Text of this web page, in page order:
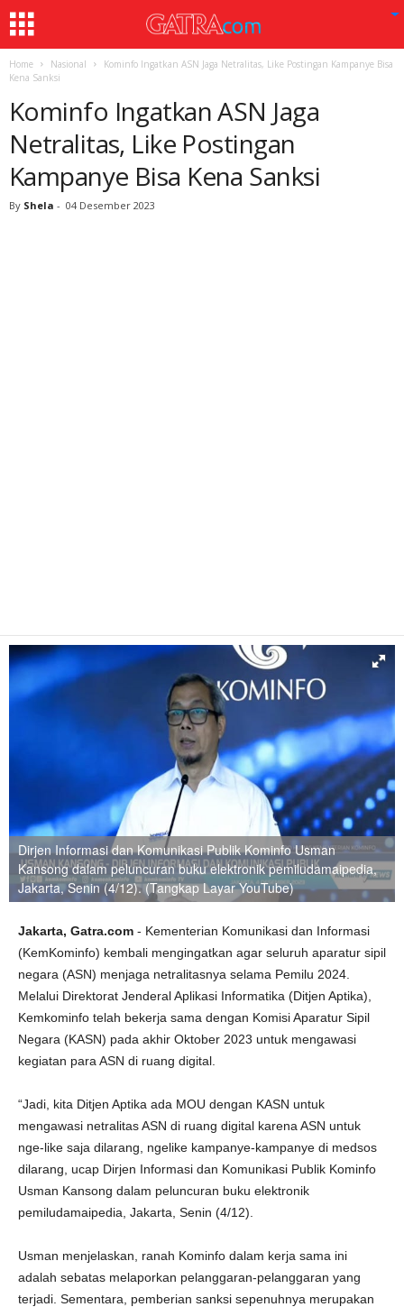
Home Nasional
Kominfo Ingatkan ASN Jaga Netralitas, Like Postingan Kampanye Bisa
Kena Sanksi
Kominfo Ingatkan ASN Jaga
Netralitas, Like Postingan
Kampanye Bisa Kena Sanksi
By Shela - 04 Desember 2023
Dirjen Informasi dan Komunikasi Publik Kominfo Usman
Kansong dalam peluncuran buku elektronik pemiludamaipedia,
Jakarta, Senin (4/12). (Tangkap Layar YouTube)
Jakarta, Gatra.com - Kementerian Komunikasi dan Informasi
(KemKominfo) kembali mengingatkan agar seluruh aparatur sipil
negara (ASN) menjaga netralitasnya selama Pemilu 2024.
Melalui Direktorat Jenderal Aplikasi Informatika (Ditjen Aptika),
Kemkominfo telah bekerja sama dengan Komisi Aparatur Sipil
Negara (KASN) pada akhir Oktober 2023 untuk mengawasi
kegiatan para ASN di ruang digital.
“Jadi, kita Ditjen Aptika ada MOU dengan KASN untuk
mengawasi netralitas ASN di ruang digital karena ASN untuk
nge-like saja dilarang, ngelike kampanye-kampanye di medsos
dilarang, ucap Dirjen Informasi dan Komunikasi Publik Kominfo
Usman Kansong dalam peluncuran buku elektronik
pemiludamaipedia, Jakarta, Senin (4/12).
Usman menjelaskan, ranah Kominfo dalam kerja sama ini
adalah sebatas melaporkan pelanggaran-pelanggaran yang
terjadi. Sementara, pemberian sanksi sepenuhnya merupakan